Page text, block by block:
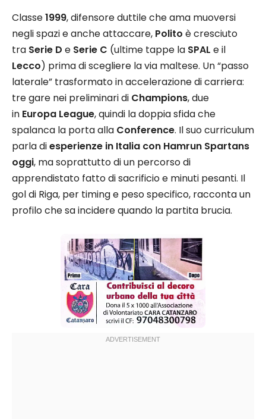
Classe1999, difensore duttile che ama muoversi
negli spazi e anche attaccare, Polito è cresciuto
tra Serie D e Serie C (ultime tappe la SPAL e il
Lecco) prima di scegliere la via maltese. Un “passo
laterale” trasformato in accelerazione di carriera:
tre gare nei preliminari di Champions, due
in Europa League, quindi la doppia sfida che
spalanca la porta alla Conference. Il suo curriculum
parla diesperienze in Italia con Hamrun Spartans
oggi, ma soprattutto di un percorso di
apprendistato fatto di sacrificio e minuti pesanti. Il
gol di Riga, per timing e peso specifico, racconta un
profilo che sa incidere quando la partita brucia.